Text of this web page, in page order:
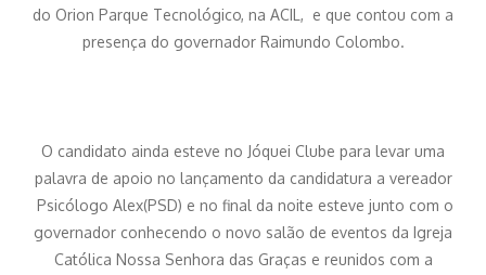
do Orion Parque Tecnológico, na ACIL, e que contou com a
presença do governador Raimundo Colombo.
O candidato ainda esteve no Jóquei Clube para levar uma
palavra de apoio no lançamento da candidatura a vereador
Psicólogo Alex(PSD) e no final da noite esteve junto com o
governador conhecendo o novo salão de eventos da Igreja
Católica Nossa Senhora das Graças e reunidos com a